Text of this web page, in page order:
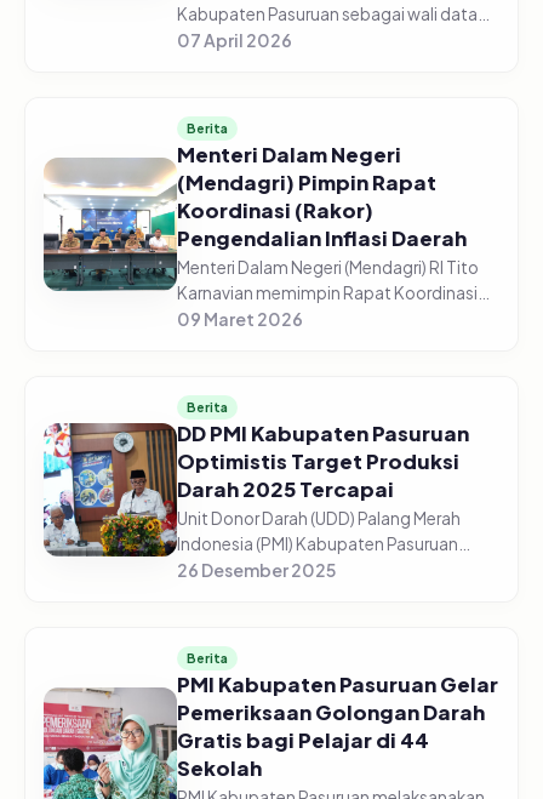
Kabupaten Pasuruan sebagai wali data
mengadakan Diskusi Bersama Tentang
07 April 2026
Berita
Menteri Dalam Negeri
(Mendagri) Pimpin Rapat
Koordinasi (Rakor)
Pengendalian Inflasi Daerah
Menteri Dalam Negeri (Mendagri) RI Tito
Karnavian memimpin Rapat Koordinasi
(Rakor) Pengendalian Inflasi Daerah dari
09 Maret 2026
Berita
DD PMI Kabupaten Pasuruan
Optimistis Target Produksi
Darah 2025 Tercapai
Unit Donor Darah (UDD) Palang Merah
Indonesia (PMI) Kabupaten Pasuruan
optimistis target produksi darah tahun
dar...
26 Desember 2025
Berita
PMI Kabupaten Pasuruan Gelar
Pemeriksaan Golongan Darah
Gratis bagi Pelajar di 44
Sekolah